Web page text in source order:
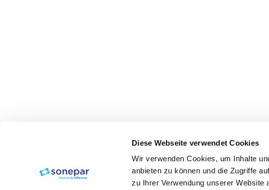
Diese Webseite verwendet Cookies
Wir verwenden Cookies, um Inhalte
anbieten zu können und die Zugriffe
zu Ihrer Verwendung unserer Website